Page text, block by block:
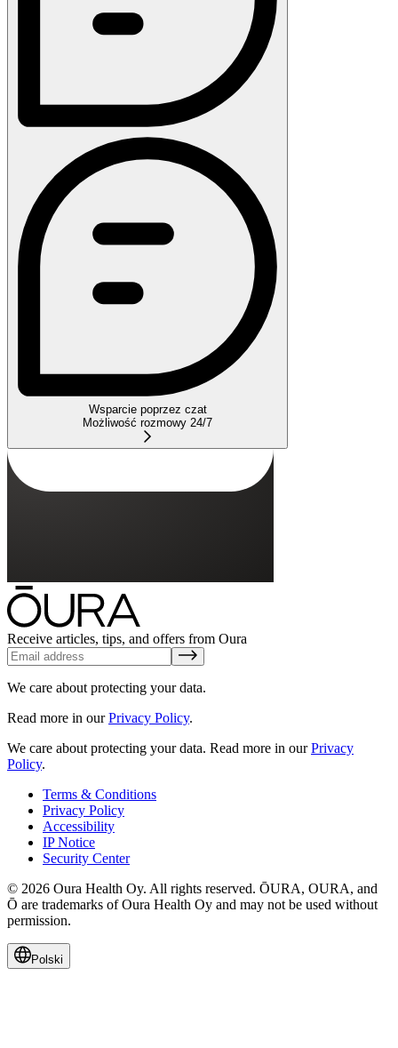
Wsparcie poprzez czat
Możliwość rozmowy 24/7
Receive articles, tips, and offers from Oura
We care about protecting your data.
Read more in ourPrivacy Policy.
We care about protecting your data. Read more in ourPrivacy
Policy.
Terms & Conditions
Privacy Policy
Accessibility
IP Notice
Security Center
© 2026 Oura Health Oy. All rights reserved. ŌURA, OURA, and
Ō are trademarks of Oura Health Oy and may not be used without
permission.
Polski